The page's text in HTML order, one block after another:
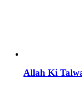
Allah Ki